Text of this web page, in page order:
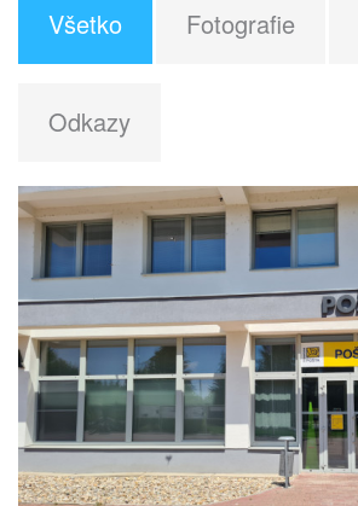
Všetko Fotografie
Odkazy